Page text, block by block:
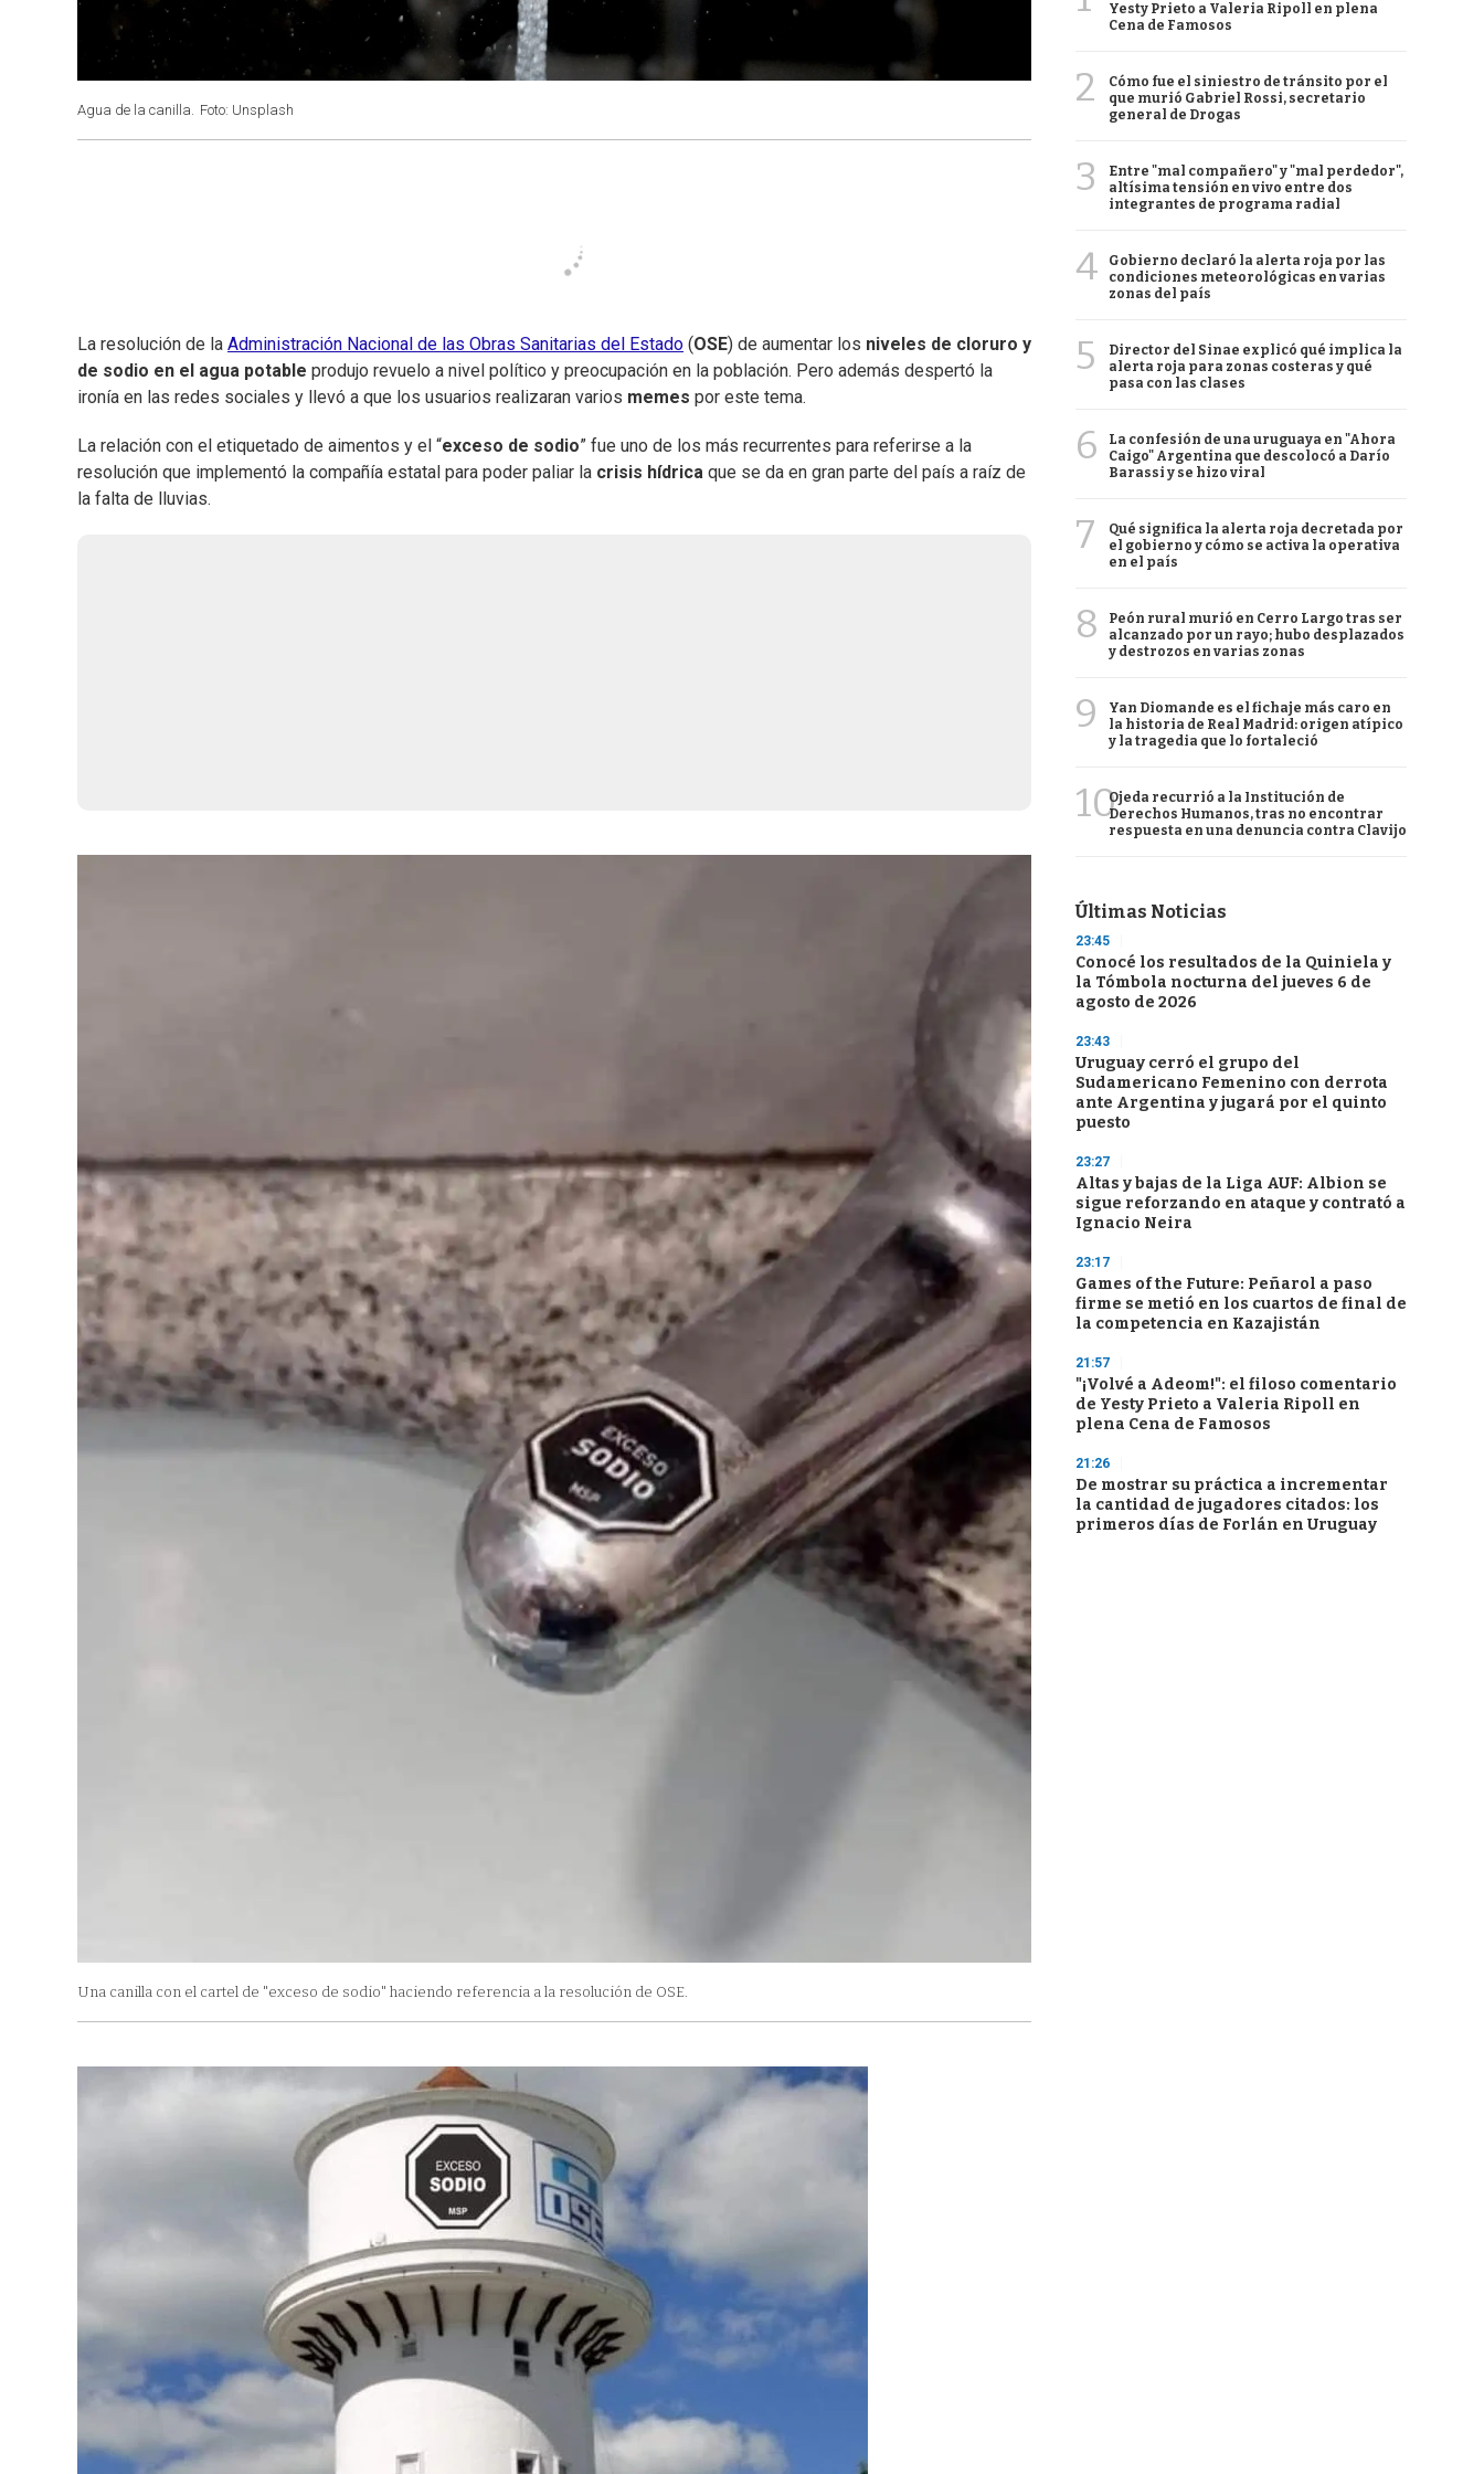
Agua de la canilla. Foto: Unsplash
La resolución de la Administración Nacional de las Obras Sanitarias del Estado (OSE) de aumentar los niveles de cloruro y
de sodio en el agua potable produjo revuelo a nivel político y preocupación en la población. Pero además despertó la
ironía en las redes sociales y llevó a que los usuarios realizaran varios memes por este tema.
La relación con el etiquetado de aimentos y el “exceso de sodio” fue uno de los más recurrentes para referirse a la
resolución que implementó la compañía estatal para poder paliar la crisis hídrica que se da en gran parte del país a raíz de
la falta de lluvias.
Una canilla con el cartel de "exceso de sodio" haciendo referencia a la resolución de OSE.
Yesty Prieto a Valeria Ripoll en plena
Cena de Famosos
2
Cómo fue el siniestro de tránsito por el
que murió Gabriel Rossi, secretario
general de Drogas
3
Entre "mal compañero" y "mal perdedor",
altísima tensión en vivo entre dos
integrantes de programa radial
4
Gobierno declaró la alerta roja por las
condiciones meteorológicas en varias
zonas del país
5
Director del Sinae explicó qué implica la
alerta roja para zonas costeras y qué
pasa con las clases
6
La confesión de una uruguaya en "Ahora
Caigo" Argentina que descolocó a Darío
Barassi y se hizo viral
7
Qué significa la alerta roja decretada por
el gobierno y cómo se activa la operativa
en el país
8
Peón rural murió en Cerro Largo tras ser
alcanzado por un rayo; hubo desplazados
y destrozos en varias zonas
9
Yan Diomande es el fichaje más caro en
la historia de Real Madrid: origen atípico
y la tragedia que lo fortaleció
10Ojeda recurrió a la Institución de
Derechos Humanos, tras no encontrar
respuesta en una denuncia contra Clavijo
Últimas Noticias
23:45
Conocé los resultados de la Quiniela y
la Tómbola nocturna del jueves 6 de
agosto de 2026
23:43
Uruguay cerró el grupo del
Sudamericano Femenino con derrota
ante Argentina y jugará por el quinto
puesto
23:27
Altas y bajas de la Liga AUF: Albion se
sigue reforzando en ataque y contrató a
Ignacio Neira
23:17
Games of the Future: Peñarol a paso
firme se metió en los cuartos de final de
la competencia en Kazajistán
21:57
"¡Volvé a Adeom!": el filoso comentario
de Yesty Prieto a Valeria Ripoll en
plena Cena de Famosos
21:26
De mostrar su práctica a incrementar
la cantidad de jugadores citados: los
primeros días de Forlán en Uruguay